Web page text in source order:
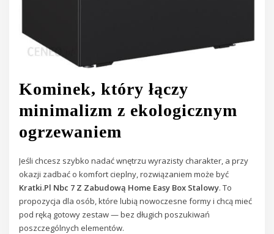
Kominek, który łączy
minimalizm z ekologicznym
ogrzewaniem
Jeśli chcesz szybko nadać wnętrzu wyrazisty charakter, a przy
okazji zadbać o komfort cieplny, rozwiązaniem może być
Kratki.Pl Nbc 7 Z Zabudową Home Easy Box Stalowy. To
propozycja dla osób, które lubią nowoczesne formy i chcą mieć
pod ręką gotowy zestaw — bez długich poszukiwań
poszczególnych elementów.